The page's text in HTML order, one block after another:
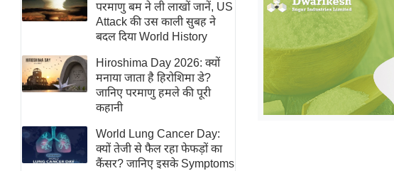
यंग इंडिया
साहित्य जगत
ऑटो वर्ल्ड
न्यूज ब्रीफ
मनोरंजन जगत
हॉलीवुड
फिल्म समीक्षा
परमाणु बम ने ली लाखों जानें, US
Attack की उस काली सुबह ने
बदल दिया World History
Hiroshima Day 2026: क्यों
मनाया जाता है हिरोशिमा डे?
जानिए परमाणु हमले की पूरी
कहानी
World Lung Cancer Day:
क्यों तेजी से फैल रहा फेफड़ों का
कैंसर? जानिए इसके Symptoms